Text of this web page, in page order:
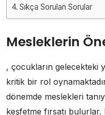
Sıkça Sorulan Sorular
Mesleklerin
, çocukların gelecekteki
kritik bir rol
dönemde meslekleri
keşfetme fırsatı